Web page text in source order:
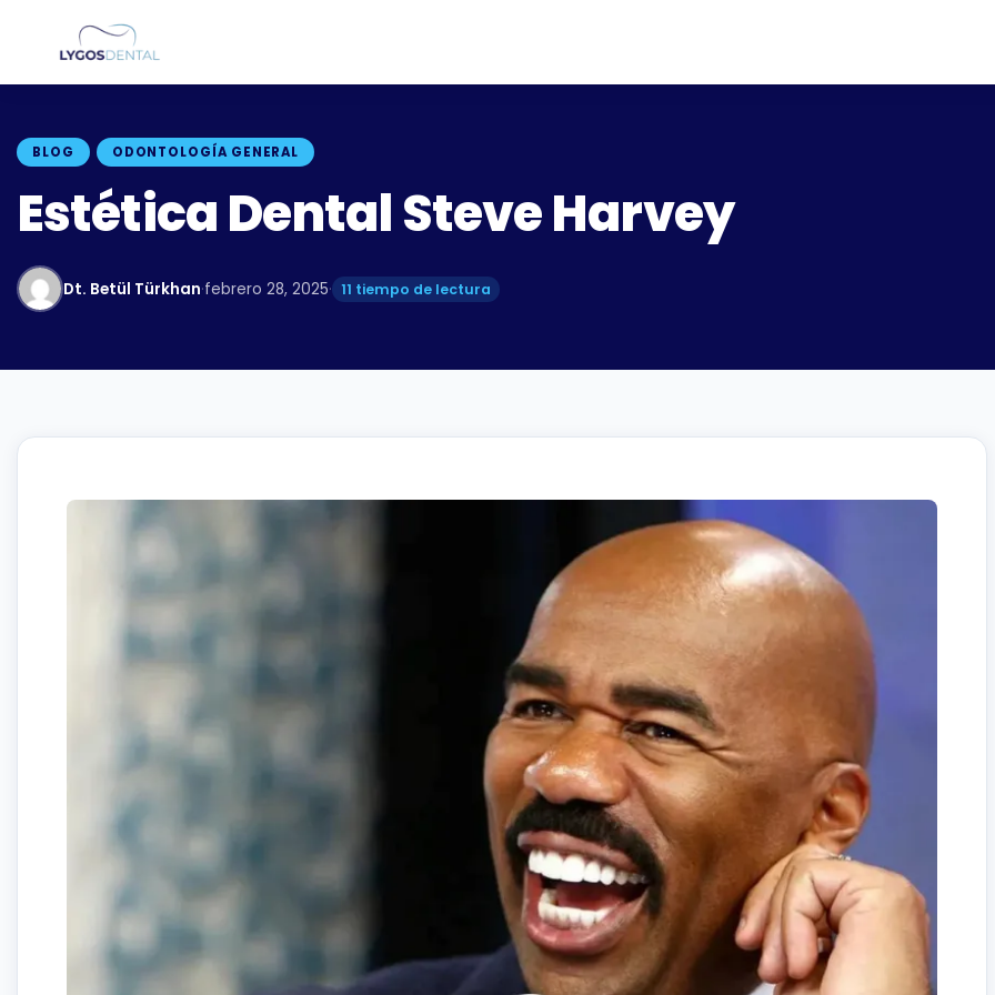
BLOG ODONTOLOGÍA GENERAL
Estética Dental Steve Harvey
Dt. Betül Türkhan·febrero 28, 2025· 11 tiempo de lectura